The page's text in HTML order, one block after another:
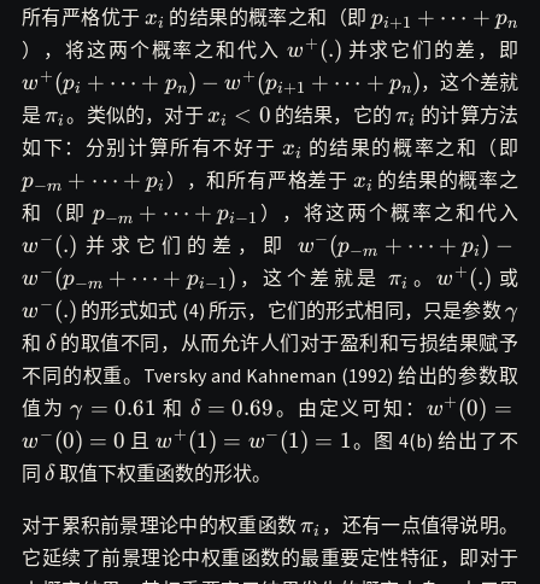
所有严格优于x_i
xi 的结果的概率之和（即 pi+1 + ⋯ + pn
），将这两个概率之和代入w^+
(.)
w+(.) 并求它们的差，即
w+(pi + ⋯ + pn) − w+(pi+1 + ⋯ + pn)，这个差就
是\pi_i
πi 。类似的，对于x_i
<
0
xi < 0 的结果，它的\pi_i
πi 的计算方法
如下：分别计算所有不好于 x_i
xi 的结果的概率之和（即
p−m + ⋯ + pi ），和所有严格差于 x_i
xi 的结果的概率之
和（即 p_{-
m}+\cdots+p_{i-
p−m + ⋯ + pi−1 ），将这两个概率之和代入
w−(.) 并求它们的差，即 w^-(p_{-
m}+\cdots+p_i)-
w^-(p_{-
m}+\cdots+p_{i-
1})
w−(p−m + ⋯ + pi ) −
w−(p−m + ⋯ + pi−1) ，这个差就是 \pi_i
πi 。w^+
(.)
w+(.) 或
w−(.) 的形式如式 (4) 所示，它们的形式相同，只是参数γ
和\delta
δ的取值不同，从而允许人们对于盈利和亏损结果赋予
不同的权重。Tversky and Kahneman (1992) 给出的参数取
值为\gamma=0.61
γ = 0.61 和 \delta=0.69
δ = 0.69。由定义可知： w^+
(0)=w^-
w+(0) =
w−(0) = 0 且w^+
(1)=w^-
w+(1) = w−(1) = 1。图 4(b) 给出了不
同 \delta
δ取值下权重函数的形状。
对于累积前景理论中的权重函数\pi_i
πi ，还有一点值得说明。
它延续了前景理论中权重函数的最重要定性特征，即对于